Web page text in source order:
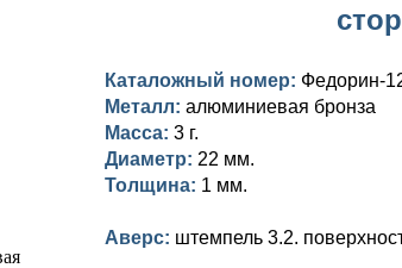
Каталожный номер: Федорин-
Металл: алюминиевая бронза
Масса: 3 г.
Диаметр: 22 мм.
Толщина: 1 мм.
Аверс: штемпель 3.2.